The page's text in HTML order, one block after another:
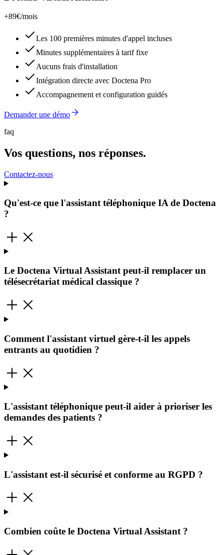
+89€/mois
Les 100 premières minutes d'appel incluses
Minutes supplémentaires à tarif fixe
Aucuns frais d'installation
Intégration directe avec Doctena Pro
Accompagnement et configuration guidés
Demander une démo
faq
Vos questions, nos réponses.
Contactez-nous
Qu'est-ce que l'assistant téléphonique IA de Doctena
?
Le Doctena Virtual Assistant peut-il remplacer un
télésecrétariat médical classique ?
Comment l'assistant virtuel gère-t-il les appels
entrants au quotidien ?
L'assistant téléphonique peut-il aider à prioriser les
demandes des patients ?
L'assistant est-il sécurisé et conforme au RGPD ?
Combien coûte le Doctena Virtual Assistant ?